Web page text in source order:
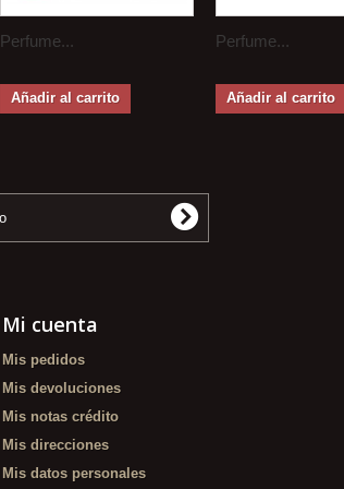
Perfume...
Añadir al carrito
Perfume...
Añadir al carrito
Mi cuenta
Mis pedidos
Mis devoluciones
Mis notas crédito
Mis direcciones
Mis datos personales